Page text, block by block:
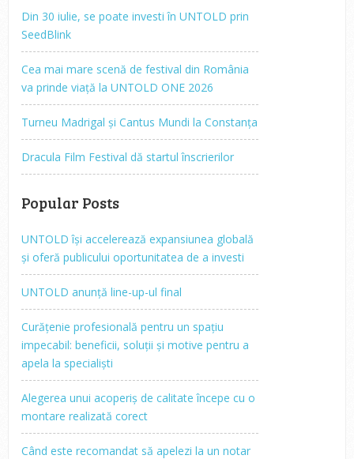
Din 30 iulie, se poate investi în UNTOLD prin
SeedBlink
Cea mai mare scenă de festival din România
va prinde viață la UNTOLD ONE 2026
Turneu Madrigal și Cantus Mundi la Constanța
Dracula Film Festival dă startul înscrierilor
Popular Posts
UNTOLD își accelerează expansiunea globală
și oferă publicului oportunitatea de a investi
UNTOLD anunță line-up-ul final
Curățenie profesională pentru un spațiu
impecabil: beneficii, soluții și motive pentru a
apela la specialiști
Alegerea unui acoperiș de calitate începe cu o
montare realizată corect
Când este recomandat să apelezi la un notar